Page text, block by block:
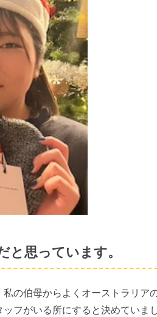
思っています。
の伯母からよくオーストラリア
フがいる所にすると決めていまし